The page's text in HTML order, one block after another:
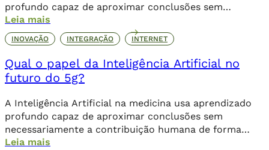
profundo capaz de aproximar conclusões sem
necessariamente a contribuição humana de forma
direta.
Leia mais
INOVAÇÃO INTEGRAÇÃO INTERNET
Qual o papel da Inteligência Artificial no
futuro do 5g?
A Inteligência Artificial na medicina usa aprendizado
profundo capaz de aproximar conclusões sem
necessariamente a contribuição humana de forma
direta.
Leia mais